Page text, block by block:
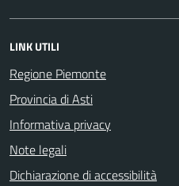
LINK UTILI
Regione Piemonte
Provincia di Asti
Informativa privacy
Note legali
Dichiarazione di accessibilità